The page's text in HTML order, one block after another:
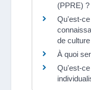
(PPRE) ?
Qu'est-
de
À quoi
Qu'est-